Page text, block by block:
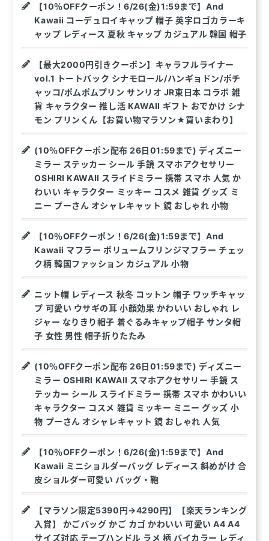
【10％OFFクーポン！6/26(金)1:59まで】And
Kawaii コーデュロイキャップ 帽子 英字ロゴカラーキ
ャップ レディース 夏秋 キャップ カジュアル 韓国 帽子
【最大2000円引きクーポン】キャラフルライナー
vol.1 トートバック シナモロール/ハンギョドン/ポチ
ャッコ/ポムポムプリン サンリオ JR東日本 コラボ 雑
貨 キャラクター 推し活 KAWAII ギフト おでかけ シナ
モン プリンくん【お買い物マラソン★買いまわり】
(10％OFFクーポン配布 26日01:59まで) ディズニー
ミラー ステッカー シール 手鏡 スマホアクセサリー
OSHIRI KAWAII スライドミラー 携帯 スマホ 人気 か
わいい キャラクター ミッキー コスメ 雑貨 グッズ ミ
ニー プーさん オシャレキャット 鏡 おしゃれ 小物
【10％OFFクーポン！6/26(金)1:59まで】And
Kawaii マフラー ボリュームフリンジマフラー チェッ
ク柄 韓国ファッション カジュアル 小物
ニット帽 レディース 秋冬 コットン 帽子 ワッチキャッ
プ 可愛い ウサギの耳 小顔効果 かわいい おしゃれ レ
ジャー なりきり帽子 着ぐるみキャップ帽子 サンタ帽
子 女性 男性 帽子折りたたみ
(10％OFFクーポン配布 26日01:59まで) ディズニー
ミラー OSHIRI KAWAII スマホアクセサリー 手鏡 ス
テッカー シール スライドミラー 携帯 スマホ かわいい
キャラクター コスメ 雑貨 ミッキー ミニー グッズ 小
物 プーさん オシャレキャット 鏡 おしゃれ 人気
【10％OFFクーポン！6/26(金)1:59まで】And
Kawaii ミニショルダーバッグ レディース 斜めがけ 合
皮ショルダー可愛い バッグ・鞄
【マラソン限定5390円→4290円】【楽天ランキング
入賞】 かごバッグ かご カゴ かわいい 可愛い A4 A4
サイズ対応 テープハンドル ラメ 柄 バイカラー レディ